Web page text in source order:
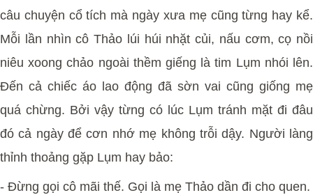
câu chuyện cổ tích mà ngày xưa mẹ cũng từng hay kể.
Mỗi lần nhìn cô Thảo lúi húi nhặt củi, nấu cơm, cọ nồi
niêu xoong chảo ngoài thềm giếng là tim Lụm nhói lên.
Đến cả chiếc áo lao động đã sờn vai cũng giống mẹ
quá chừng. Bởi vậy từng có lúc Lụm tránh mặt đi đâu
đó cả ngày để cơn nhớ mẹ không trỗi dậy. Người làng
thỉnh thoảng gặp Lụm hay bảo:
- Đừng gọi cô mãi thế. Gọi là mẹ Thảo dần đi cho quen.